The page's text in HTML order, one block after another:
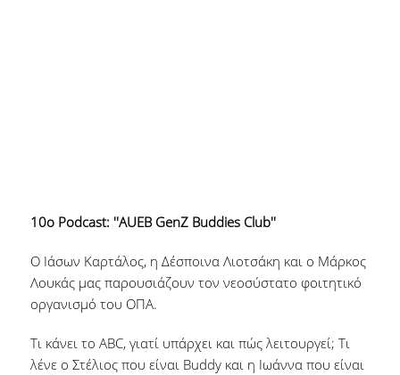
10ο Podcast: ''AUEB GenZ Buddies Club''
Ο Ιάσων Καρτάλος, η Δέσποινα Λιοτσάκη και ο Μάρκος
Λουκάς μας παρουσιάζουν τον νεοσύστατο φοιτητικό
οργανισμό του ΟΠΑ.
Τι κάνει το ABC, γιατί υπάρχει και πώς λειτουργεί; Τι
λένε ο Στέλιος που είναι Buddy και η Ιωάννα που είναι